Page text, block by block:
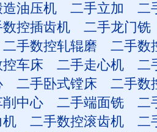
油压机 二手立加
二
控插齿机
二手龙门铣
二手数控轧辊磨
二手数
车床 二手走心机
二
二手卧式镗床
二手数
中心 二手端面铣
二
机
二手数控滚齿机
二